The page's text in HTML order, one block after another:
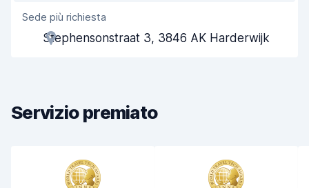
Gentilezza degli agenti
Rapidità del ritiro
Pulizia del veicolo
Sede più richiesta
Stephensonstraat 3, 3846 AK Harderwijk
Servizio premiato